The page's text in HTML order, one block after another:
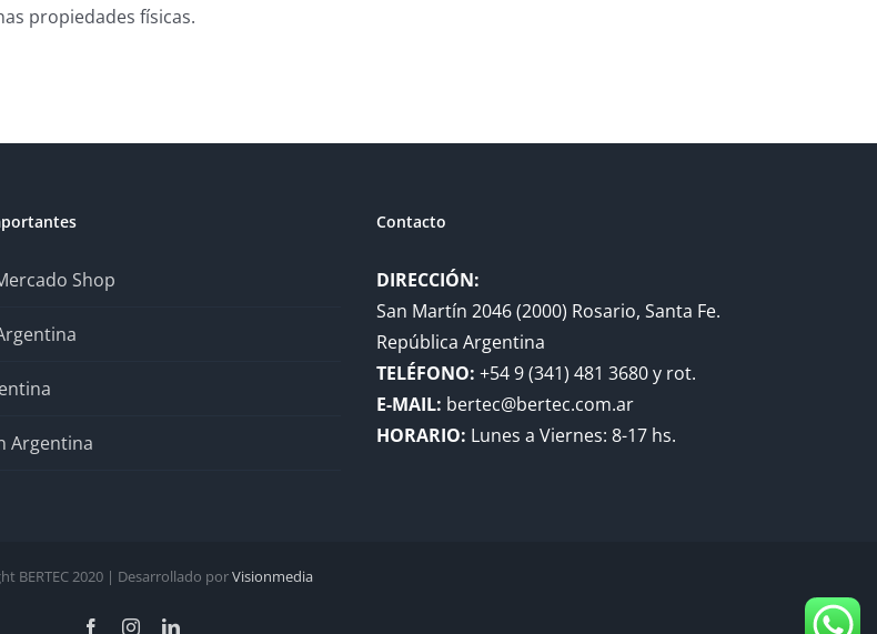
propiedades físicas.
Shop
Argentina
Contacto
DIRECCIÓN:
San Martín 2046 (2000) Rosario, Santa Fe.
República Argentina
TELÉFONO: +54 9 (341) 481 3680 y rot.
E-MAIL: bertec@bertec.com.ar
HORARIO: Lunes a Viernes: 8-17 hs.
BERTEC 2020 | Desarrollado porVisionmedia
FacebookInstagramLinkedIn